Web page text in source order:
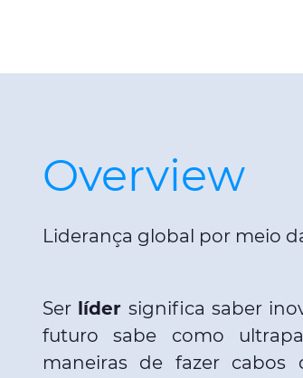
Overview
Liderança global por meio
Ser lídersignifica saber
futuro sabe como
maneiras de fazer